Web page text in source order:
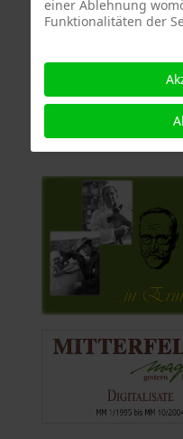
einer Ablehnung
Funktionalitäten der